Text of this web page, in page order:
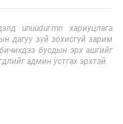
unuudur.mn хариуцлага
дагуу зүй зохисгүй зарим
бичихдээ бусдын эрх ашгийг
админ устгах эрхтэй.